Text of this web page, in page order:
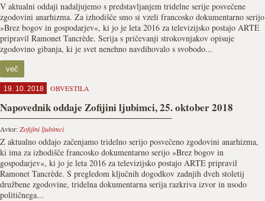
V aktualni oddaji nadaljujemo s predstavljanjem tridelne serije posvečene
zgodovini anarhizma. Za izhodišče smo si vzeli francosko dokumentarno serijo
»Brez bogov in gospodarjev«, ki jo je leta 2016 za televizijsko postajo ARTE
pripravil Ramonet Tancrède. Serija s pričevanji strokovnjakov opisuje
zgodovino gibanja, ki je svet nenehno navdihovalo s svobodo...
več
19. 10. 2018 OBVESTILA
Napovednik oddaje Zofijini ljubimci, 25. oktober 2018
Avtor:Zofijini ljubimci
Z aktualno oddajo začenjamo tridelno serijo posvečeno zgodovini anarhizma,
ki ima za izhodišče francosko dokumentarno serijo »Brez bogov in
gospodarjev«, ki jo je leta 2016 za televizijsko postajo ARTE pripravil
Ramonet Tancrède. S pregledom ključnih dogodkov zadnjih dveh stoletij
družbene zgodovine, tridelna dokumentarna serija razkriva izvor in usodo
političnega...